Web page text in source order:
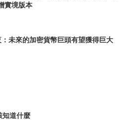
實境版本
未來的加密貨幣巨頭有望獲得巨大
知道什麼